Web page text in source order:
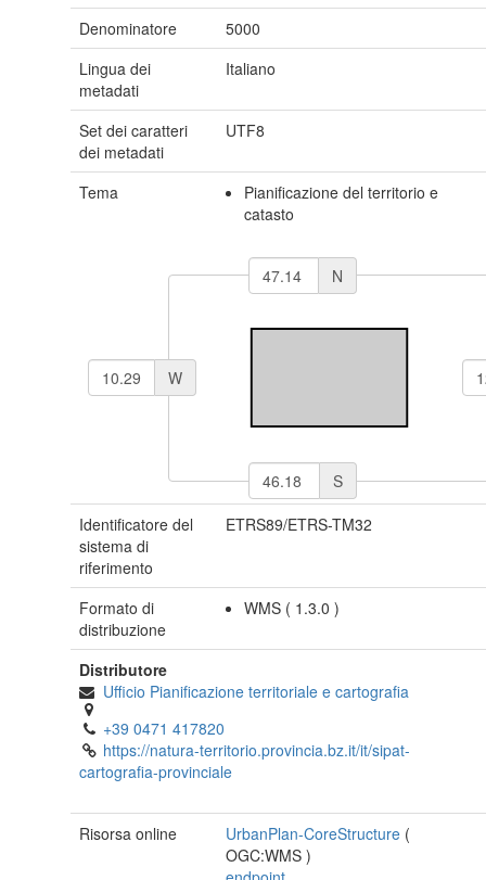
Denominatore
5000
Lingua dei
metadati
Italiano
Set dei caratteri
dei metadati
UTF8
Tema
Pianificazione del territorio e
catasto
N
S
W
Identificatore del
sistema di
riferimento
ETRS89/ETRS-TM32
Formato di
distribuzione
WMS ( 1.3.0)
Distributore
Ufficio Pianificazione territoriale e cartografia
+39 0471 417820
https://natura-territorio.provincia.bz.it/it/sipat-
cartografia-provinciale
Risorsa online UrbanPlan-CoreStructure (
OGC:WMS)